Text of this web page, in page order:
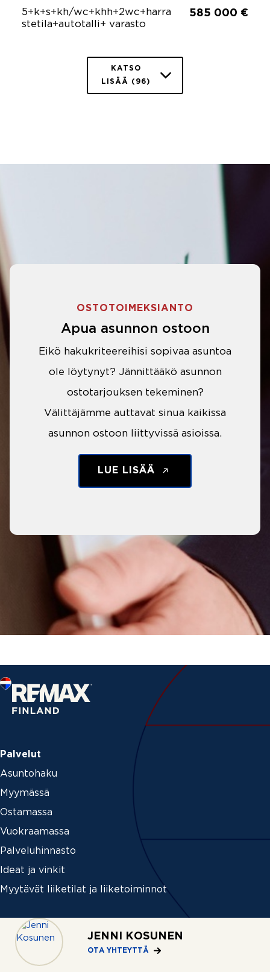
JENNI KOSUNEN
OTA YHTEYTTÄ
5+k+s+kh/wc+khh+2wc+harra
stetila+autotalli+ varasto
585 000 €
KATSO
LISÄÄ (96)
OSTOTOIMEKSIANTO
Apua asunnon ostoon
Eikö hakukriteereihisi sopivaa asuntoa
ole löytynyt? Jännittääkö asunnon
ostotarjouksen tekeminen?
Välittäjämme auttavat sinua kaikissa
asunnon ostoon liittyvissä asioissa.
LUE LISÄÄ
Palvelut
Asuntohaku
Myymässä
Ostamassa
Vuokraamassa
Palveluhinnasto
Ideat ja vinkit
Myytävät liiketilat ja liiketoiminnot
Yritys
Tietoa REMAXista
Medialle